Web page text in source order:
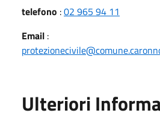
telefono :02 965 94 11
Email :
Ulteriori